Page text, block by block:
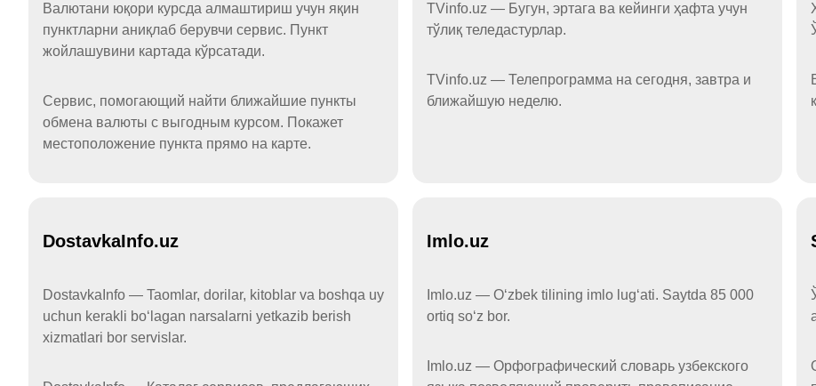
Валютани юқори курсда алмаштириш учун яқин
пунктларни аниқлаб берувчи сервис. Пункт
жойлашувини картада кўрсатади.
Сервис, помогающий найти ближайшие пункты
обмена валюты с выгодным курсом. Покажет
местоположение пункта прямо на карте.
TVinfo.uz — Бугун, эртага ва кейинги ҳафта учун
тўлиқ теледастурлар.
TVinfo.uz — Телепрограмма на сегодня, завтра и
ближайшую неделю.
DostavkaInfo.uz
DostavkaInfo — Taomlar, dorilar, kitoblar va boshqa uy
uchun kerakli boʻlagan narsalarni yetkazib berish
xizmatlari bor servislar.
Imlo.uz
Imlo.uz — Oʻzbek tilining imlo lugʻati. Saytda 85 000
ortiq soʻz bor.
Imlo.uz — Орфографический словарь узбекского